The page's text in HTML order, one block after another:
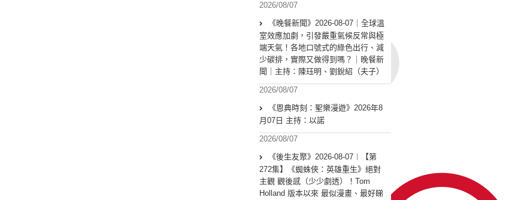
2026/08/07
《晚餐新聞》2026-08-07｜全球溫
室效應加劇，引發嚴重氣候反常與極
端天氣！各地口號式的綠色出行、減
少碳排，實際又做得到嗎？｜晚餐新
聞｜主持：陳珏明、劉銳紹（夫子）
2026/08/07
《恩典時刻：聖樂漫遊》2026年8
月07日 主持：以諾
2026/08/07
《後生友聚》2026-08-07︱【第
272集】《蜘蛛俠：英雄重生》絕對
主觀 觀後感（少少劇透）！Tom
Holland 版本以來 最似漫畫、最好睇